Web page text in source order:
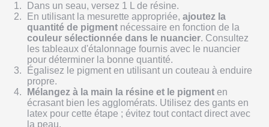
Dans un seau, versez 1 L de résine.
En utilisant la mesurette appropriée, ajoutez la
quantité de pigment nécessaire en fonction de la
couleur sélectionnée dans le nuancier. Consultez
les tableaux d'étalonnage fournis avec le nuancier
pour déterminer la bonne quantité.
Égalisez le pigment en utilisant un couteau à enduire
propre.
Mélangez à la main la résine et le pigment en
écrasant bien les agglomérats. Utilisez des gants en
latex pour cette étape ; évitez tout contact direct avec
la peau.